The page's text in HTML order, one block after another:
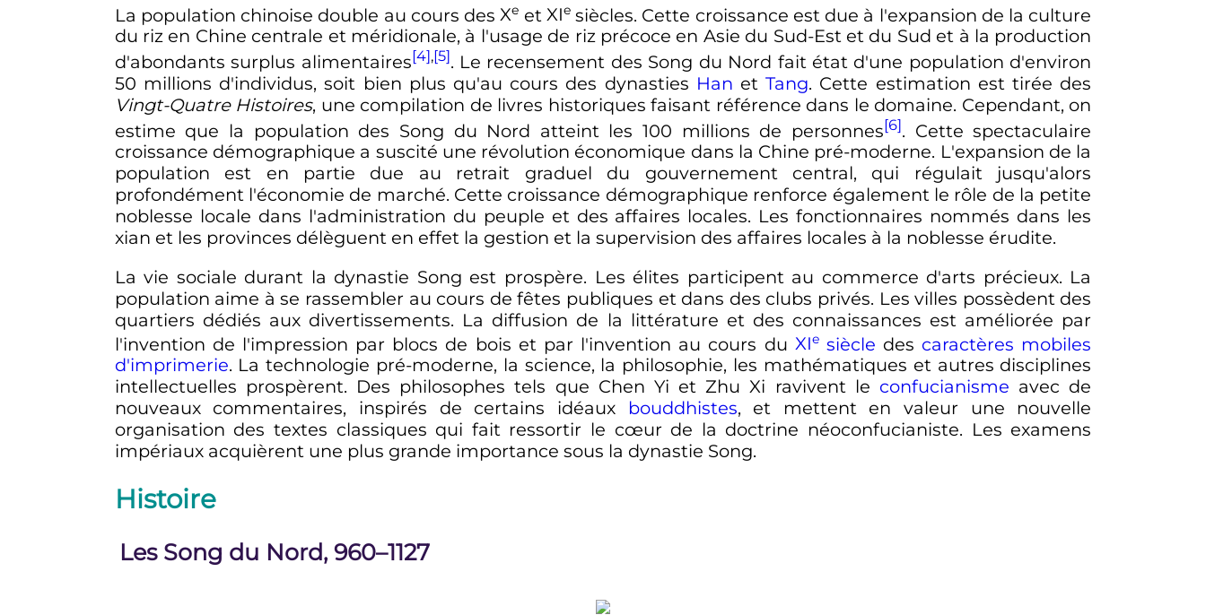
La population chinoise double au cours desXe et XIe siècles. Cette croissance est due à l'expansion de la culture
du riz en Chine centrale et méridionale, à l'usage de riz précoce en Asie du Sud-Est et du Sud et à la production
d'abondants surplus alimentaires[4],[5]. Le recensement des Song du Nord fait état d'une population d'environ
50 millions d'individus, soit bien plus qu'au cours des dynasties Han etTang. Cette estimation est tirée des
Vingt-Quatre Histoires, une compilation de livres historiques faisant référence dans le domaine. Cependant, on
estime que la population des Song du Nord atteint les100 millions de personnes[6]. Cette spectaculaire
croissance démographique a suscité une révolution économique dans la Chine pré-moderne. L'expansion de la
population est en partie due au retrait graduel du gouvernement central, qui régulait jusqu'alors
profondément l'économie de marché. Cette croissance démographique renforce également le rôle de la petite
noblesse locale dans l'administration du peuple et des affaires locales. Les fonctionnaires nommés dans les
xian et les provinces délèguent en effet la gestion et la supervision des affaires locales à la noblesse érudite.
La vie sociale durant la dynastie Song est prospère. Les élites participent au commerce d'arts précieux. La
population aime à se rassembler au cours de fêtes publiques et dans des clubs privés. Les villes possèdent des
quartiers dédiés aux divertissements. La diffusion de la littérature et des connaissances est améliorée par
l'invention de l'impression par blocs de bois et par l'invention au cours du XIesiècle des caractères mobiles
d'imprimerie. La technologie pré-moderne, la science, la philosophie, les mathématiques et autres disciplines
intellectuelles prospèrent. Des philosophes tels que Chen Yi et Zhu Xi ravivent le confucianisme avec de
nouveaux commentaires, inspirés de certains idéaux
bouddhistes, et mettent en valeur une nouvelle
organisation des textes classiques qui fait ressortir le cœur de la doctrine néoconfucianiste. Les examens
impériaux acquièrent une plus grande importance sous la dynastie Song.
Histoire
Les Song du Nord, 960–1127